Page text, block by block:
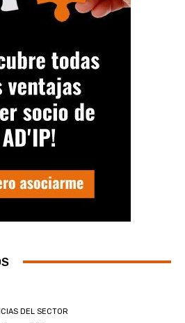
DEL SECTOR